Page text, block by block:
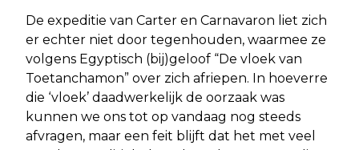
De expeditie van Carter en Carnavaron liet zich
er echter niet door tegenhouden, waarmee ze
volgens Egyptisch (bij)geloof “De vloek van
Toetanchamon” over zich afriepen. In hoeverre
die ‘vloek’ daadwerkelijk de oorzaak was
kunnen we ons tot op vandaag nog steeds
afvragen, maar een feit blijft dat het met veel